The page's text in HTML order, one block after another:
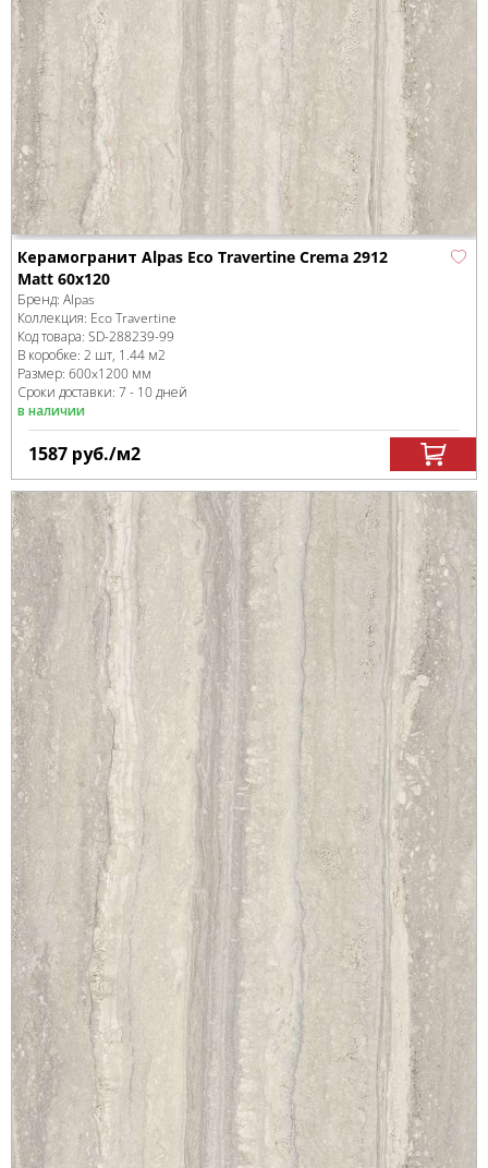
Керамогранит Alpas Eco Travertine Crema 2912
Matt 60x120
Бренд: Alpas
Коллекция: Eco Travertine
Код товара: SD-288239-99
В коробке: 2 шт, 1.44 м2
Размер: 600x1200 мм
Сроки доставки: 7 - 10 дней
в наличии
1587 руб./м2